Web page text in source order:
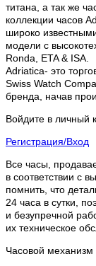
титана, а так же
коллекции часов
широко
модели с
Ronda, ETA & ISA.
Adriatica- это
Swiss Watch
бренда, начав
Войдите в личный
Регистрация/Вход
Все часы,
в соответствии с
помнить, что
24 часа в сутки,
и безупречной
их техническое
Часовой механизм